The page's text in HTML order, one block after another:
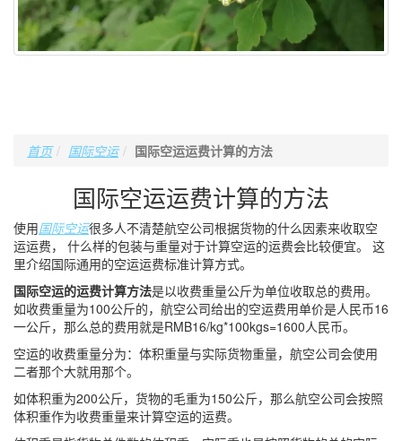
首页 国际空运 国际空运运费计算的方法
国际空运运费计算的方法
使用国际空运很多人不清楚航空公司根据货物的什么因素来收取空
运运费， 什么样的包装与重量对于计算空运的运费会比较便宜。 这
里介绍国际通用的空运运费标准计算方式。
国际空运的运费计算方法是以收费重量公斤为单位收取总的费用。
如收费重量为100公斤的，航空公司给出的空运费用单价是人民币16
一公斤，那么总的费用就是RMB16/kg*100kgs=1600人民币。
空运的收费重量分为：体积重量与实际货物重量，航空公司会使用
二者那个大就用那个。
如体积重为200公斤，货物的毛重为150公斤，那么航空公司会按照
体积重作为收费重量来计算空运的运费。